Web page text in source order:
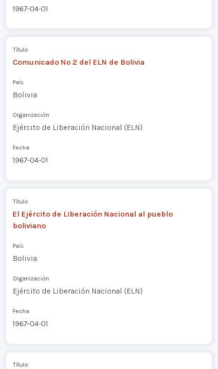
1967-04-01
Título
Comunicado Nº 2 del ELN de Bolivia
País
Bolivia
Organización
Ejército de Liberación Nacional (ELN)
Fecha
1967-04-01
Título
El Ejército de Liberación Nacional al pueblo
boliviano
País
Bolivia
Organización
Ejército de Liberación Nacional (ELN)
Fecha
1967-04-01
Título